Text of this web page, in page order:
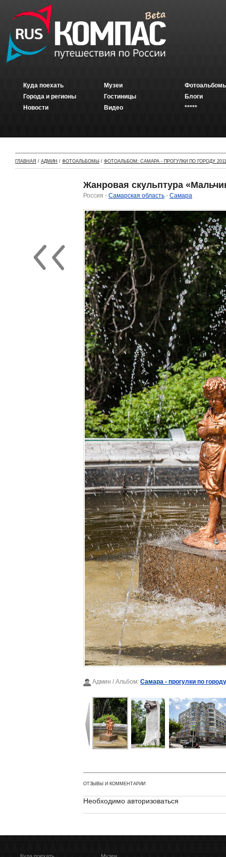
Куда поехать
Города и регионы
Новости
Музеи
Гостиницы
Видео
Блоги
*****
ГЛАВНАЯ / АДМИН / ФОТОАЛЬБОМЫ / ФОТОАЛЬБОМ: САМАРА - ПРОГУЛКИ ПО ГОРОДУ
Жанровая скульптура
Россия - Самарская область - Самара
Админ / Альбом: Самара - прогулки по
ОТЗЫВЫ И КОММЕНТАРИИ
Необходимо авторизоваться